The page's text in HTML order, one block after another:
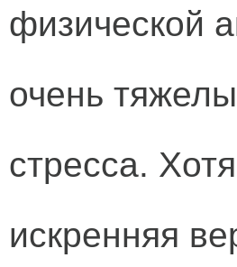
физической
очень
стресса.
искренняя